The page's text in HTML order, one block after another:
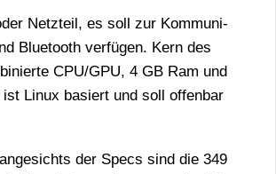
Netz­teil, es soll zur Kom­mu­ni­
Blue­tooth ver­fü­gen. Kern des
CPU/​GPU, 4 GB Ram und
Linux basiert und soll offen­bar
der Specs sind die 349